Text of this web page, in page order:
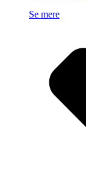
Se mere